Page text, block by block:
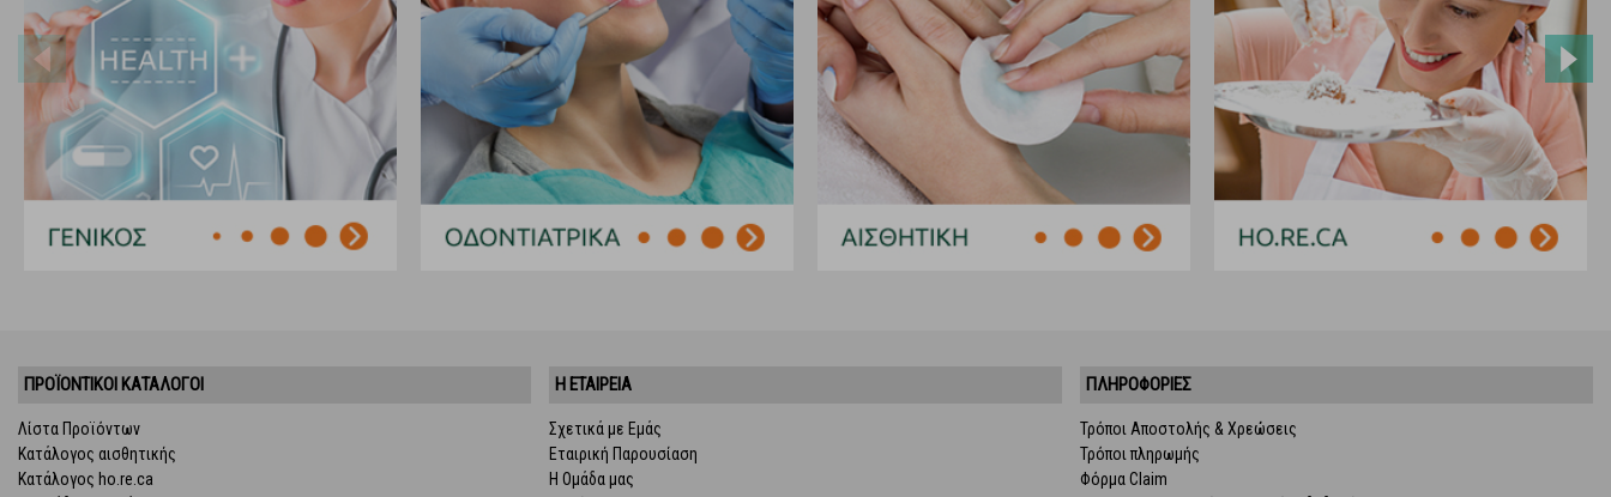
ΠΡΟΪΌΝΤΙΚΟΊ ΚΑΤΆΛΟΓΟΙ
Λίστα Προϊόντων
Κατάλογος αισθητικής
Κατάλογος ho.re.ca
Η ΕΤΑΙΡΕΙΑ
Σχετικά με Εμάς
Εταιρική Παρουσίαση
Η Ομάδα μας
ΠΛΗΡΟΦΟΡΙΕΣ
Τρόποι Αποστολής & Χρεώσεις
Τρόποι πληρωμής
Φόρμα Claim